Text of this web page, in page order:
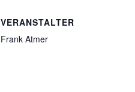
VERANSTALTER
Frank Atmer